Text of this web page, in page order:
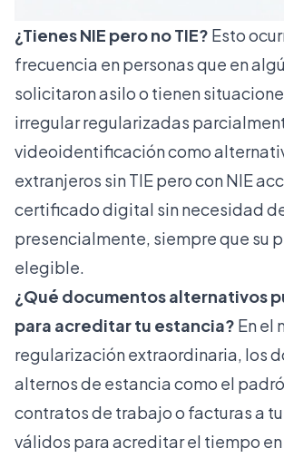
¿Tienes NIE pero no TIE? Esto
frecuencia en personas que en
solicitaron asilo o tienen
irregular regularizadas
videoidentificación como
extranjeros sin TIE pero con NIE
certificado digital sin necesidad
presencialmente, siempre que su
elegible.
¿Qué documentos alternativos
para acreditar tu estancia? En el
regularización extraordinaria, los
alternos de estancia como el
contratos de trabajo o facturas a
válidos para acreditar el tiempo en